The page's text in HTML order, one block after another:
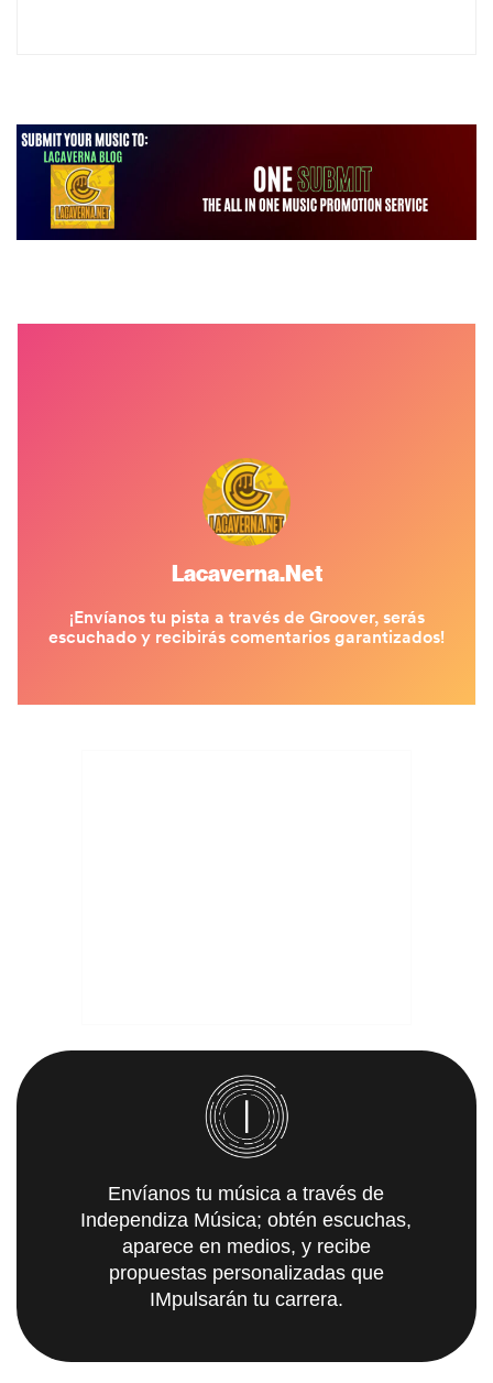
Envíanos tu música a través de
Independiza Música; obtén escuchas,
aparece en medios, y recibe
propuestas personalizadas que
IMpulsarán tu carrera.